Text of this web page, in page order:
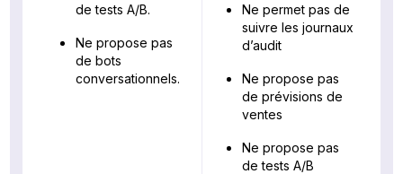
de tests A/B.
Ne propose pas
de bots
conversationnels.
Ne permet pas de
suivre les journaux
d’audit
Ne propose pas
de prévisions de
ventes
Ne propose pas
de tests A/B